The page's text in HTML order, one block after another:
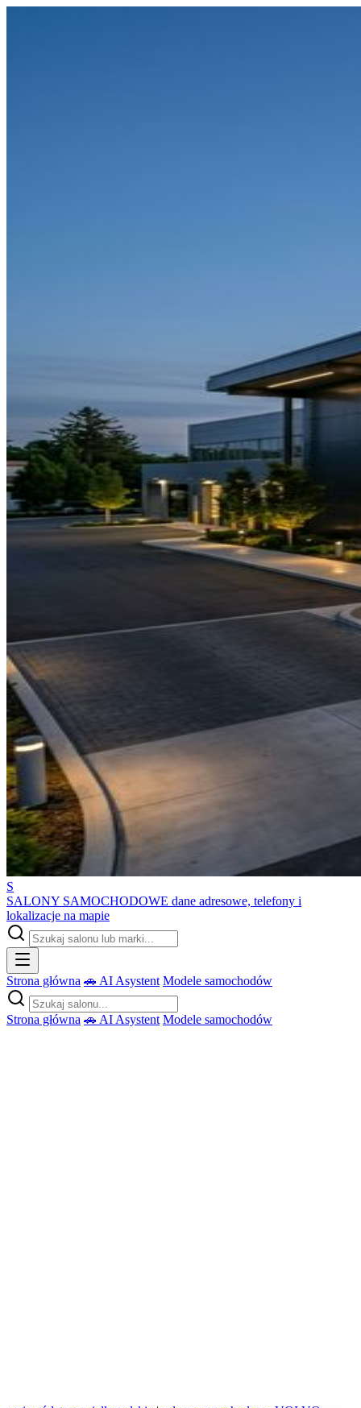
S
SALONY SAMOCHODOWE dane adresowe, telefony i
lokalizacje na mapie
Strona główna 🚗 AI Asystent Modele samochodów
Strona główna 🚗 AI Asystent Modele samochodów